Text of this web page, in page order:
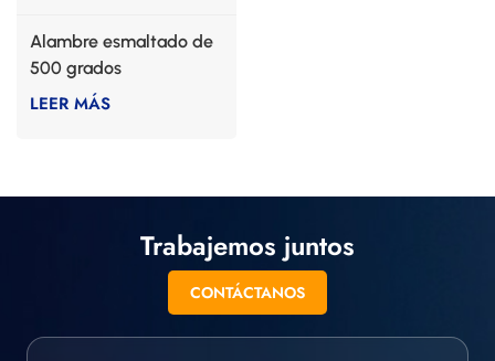
Alambre esmaltado de
500 grados
LEER MÁS
Trabajemos juntos
CONTÁCTANOS